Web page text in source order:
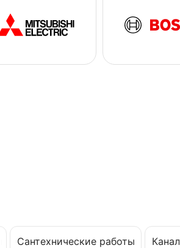
Сантехнические работы